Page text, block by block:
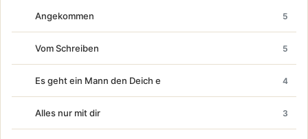
Angekommen 5
Vom Schreiben 5
Es geht ein Mann den Deich e 4
Alles nur mit dir 3